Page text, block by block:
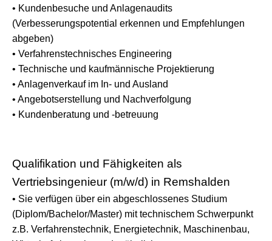
• Kundenbesuche und Anlagenaudits
(Verbesserungspotential erkennen und Empfehlungen
abgeben)
• Verfahrenstechnisches Engineering
• Technische und kaufmännische Projektierung
• Anlagenverkauf im In- und Ausland
• Angebotserstellung und Nachverfolgung
• Kundenberatung und -betreuung
Qualifikation und Fähigkeiten als
Vertriebsingenieur (m/w/d) in Remshalden
• Sie verfügen über ein abgeschlossenes Studium
(Diplom/Bachelor/Master) mit technischem Schwerpunkt
z.B. Verfahrenstechnik, Energietechnik, Maschinenbau,